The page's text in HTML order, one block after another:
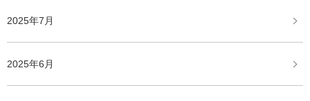
2025年7月
2025年6月